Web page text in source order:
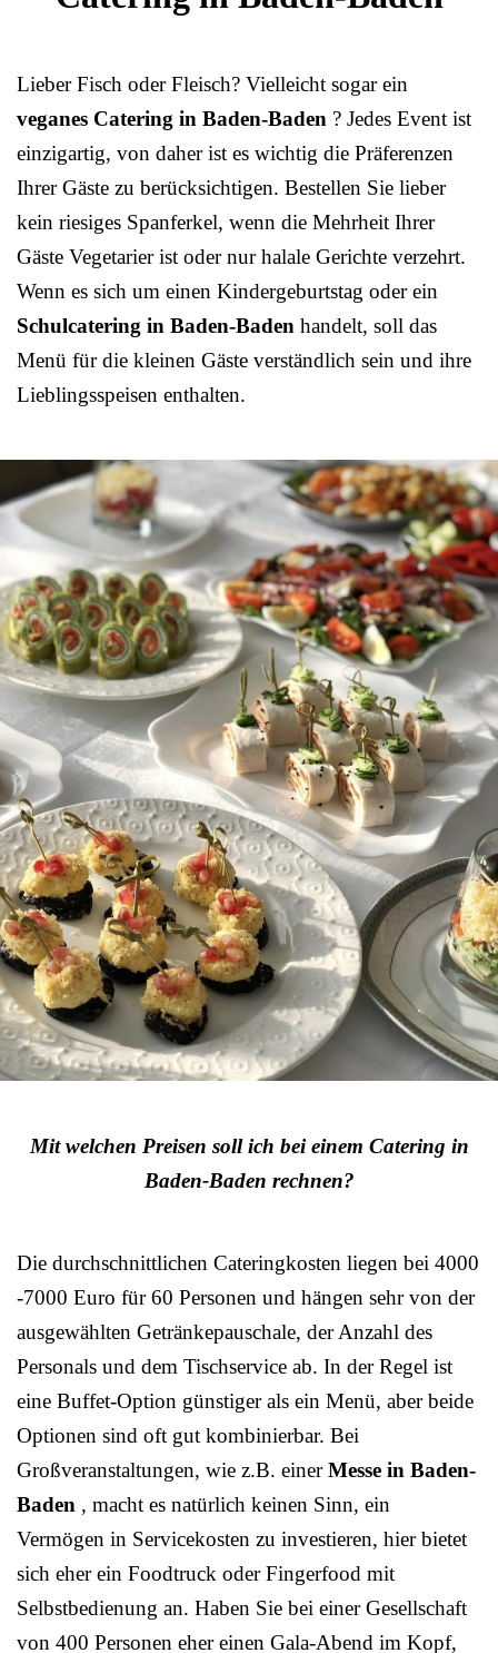
Lieber Fisch oder Fleisch? Vielleicht sogar ein
veganes Catering in Baden-Baden ? Jedes Event ist
einzigartig, von daher ist es wichtig die Präferenzen
Ihrer Gäste zu berücksichtigen. Bestellen Sie lieber
kein riesiges Spanferkel, wenn die Mehrheit Ihrer
Gäste Vegetarier ist oder nur halale Gerichte verzehrt.
Wenn es sich um einen Kindergeburtstag oder ein
Schulcatering in Baden-Baden handelt, soll das
Menü für die kleinen Gäste verständlich sein und ihre
Lieblingsspeisen enthalten.
Mit welchen Preisen soll ich bei einem Catering in
Baden-Baden rechnen?
Die durchschnittlichen Cateringkosten liegen bei 4000
-7000 Euro für 60 Personen und hängen sehr von der
ausgewählten Getränkepauschale, der Anzahl des
Personals und dem Tischservice ab. In der Regel ist
eine Buffet-Option günstiger als ein Menü, aber beide
Optionen sind oft gut kombinierbar. Bei
Großveranstaltungen, wie z.B. einerMesse in Baden-
Baden , macht es natürlich keinen Sinn, ein
Vermögen in Servicekosten zu investieren, hier bietet
sich eher ein Foodtruck oder Fingerfood mit
Selbstbedienung an. Haben Sie bei einer Gesellschaft
von 400 Personen eher einen Gala-Abend im Kopf,